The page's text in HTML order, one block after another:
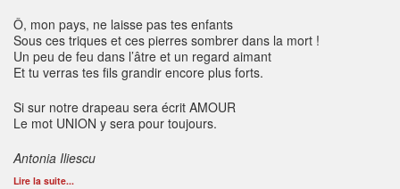
Ô, mon pays, ne laisse pas tes enfants
Sous ces triques et ces pierres sombrer dans la mort !
Un peu de feu dans l’âtre et un regard aimant
Et tu verras tes fils grandir encore plus forts.
Si sur notre drapeau sera écrit AMOUR
Le mot UNION y sera pour toujours.
Antonia Iliescu
Lire la suite...